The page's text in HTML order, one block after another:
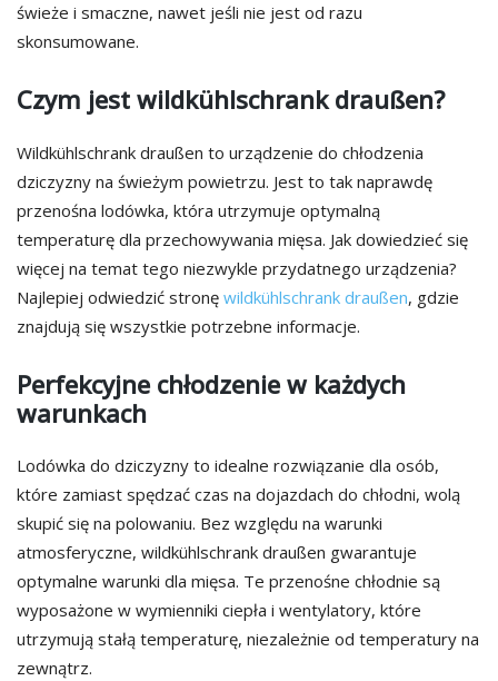
świeże i smaczne, nawet jeśli nie jest od razu
skonsumowane.
Czym jest wildkühlschrank draußen?
Wildkühlschrank draußen to urządzenie do chłodzenia
dziczyzny na świeżym powietrzu. Jest to tak naprawdę
przenośna lodówka, która utrzymuje optymalną
temperaturę dla przechowywania mięsa. Jak dowiedzieć się
więcej na temat tego niezwykle przydatnego urządzenia?
Najlepiej odwiedzić stronę wildkühlschrank draußen, gdzie
znajdują się wszystkie potrzebne informacje.
Perfekcyjne chłodzenie w każdych
warunkach
Lodówka do dziczyzny to idealne rozwiązanie dla osób,
które zamiast spędzać czas na dojazdach do chłodni, wolą
skupić się na polowaniu. Bez względu na warunki
atmosferyczne, wildkühlschrank draußen gwarantuje
optymalne warunki dla mięsa. Te przenośne chłodnie są
wyposażone w wymienniki ciepła i wentylatory, które
utrzymują stałą temperaturę, niezależnie od temperatury na
zewnątrz.